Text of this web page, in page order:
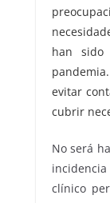
han sido
evitar
cubrir
No será
clínico